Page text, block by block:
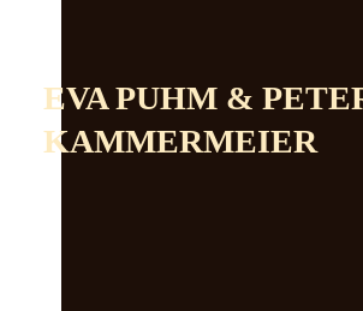
EVA PUHM &
KAMMERMEIER